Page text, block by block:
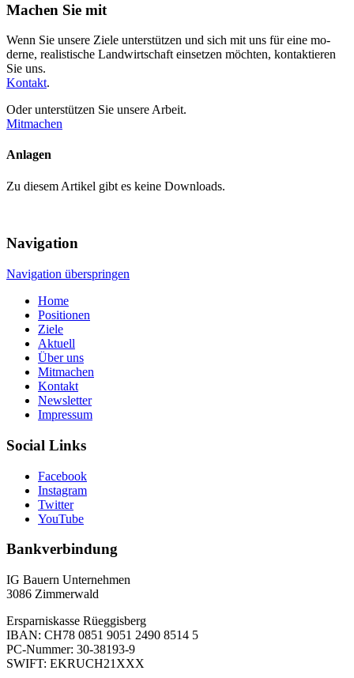
Machen Sie mit
Wenn Sie unsere Ziele unterstützen und sich mit uns für eine mo­
derne, realistische Land­wirt­schaft einsetzen möchten, kontak­tieren
Sie uns.
Kontakt.
Oder unterstützen Sie unsere Arbeit.
Mitmachen
Anlagen
Zu diesem Artikel gibt es keine Downloads.
Navigation
Navigation überspringen
Home
Positionen
Ziele
Aktuell
Über uns
Mitmachen
Kontakt
Newsletter
Impressum
Social Links
Facebook
Instagram
Twitter
YouTube
Bankverbindung
IG Bauern Unternehmen
3086 Zimmerwald
Ersparniskasse Rüeggisberg
IBAN: CH78 0851 9051 2490 8514 5
PC-Nummer: 30-38193-9
SWIFT: EKRUCH21XXX